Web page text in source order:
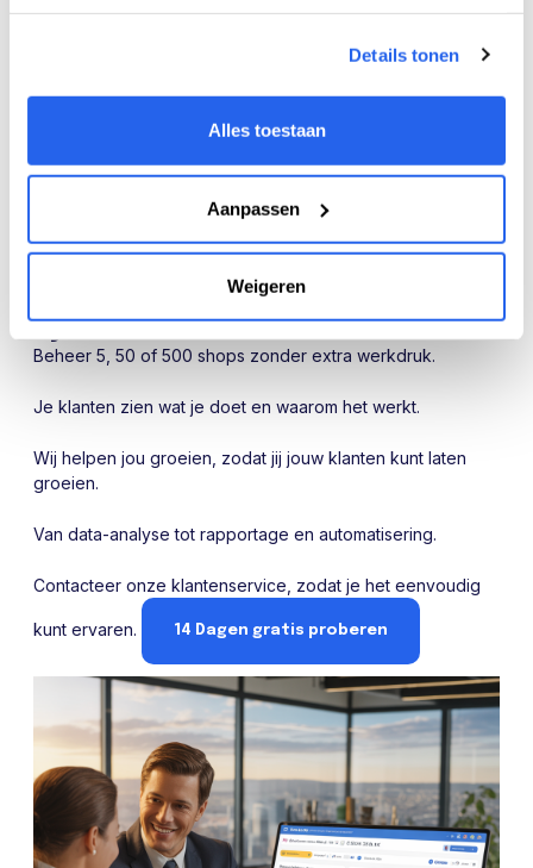
Details tonen
Alles toestaan
Aanpassen
Weigeren
14 Dagen gratis proberen
€
Waarom bureaus kiezen voor
Rylee
Beheer 5, 50 of 500 shops zonder extra werkdruk.
Je klanten zien wat je doet en waarom het werkt.
Wij helpen jou groeien, zodat jij jouw klanten kunt laten
groeien.
Van data-analyse tot rapportage en automatisering.
Contacteer onze klantenservice, zodat je het eenvoudig
kunt ervaren. 14 Dagen gratis proberen